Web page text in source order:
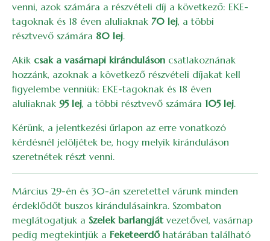
venni, azok számára a részvételi díj a következő: EKE-
tagoknak és 18 éven aluliaknak 70 lej, a többi
résztvevő számára 80 lej.
Akik csak a vasárnapi kiránduláson csatlakoznának
hozzánk, azoknak a következő részvételi díjakat kell
figyelembe venniük: EKE-tagoknak és 18 éven
aluliaknak 95 lej, a többi résztvevő számára 105 lej.
Kérünk, a jelentkezési űrlapon az erre vonatkozó
kérdésnél jelöljétek be, hogy melyik kiránduláson
szeretnétek részt venni.
Március 29-én és 30-án szeretettel várunk minden
érdeklődőt buszos kirándulásainkra. Szombaton
meglátogatjuk a Szelek barlangját vezetővel, vasárnap
pedig megtekintjük a Feketeerdőhatárában található